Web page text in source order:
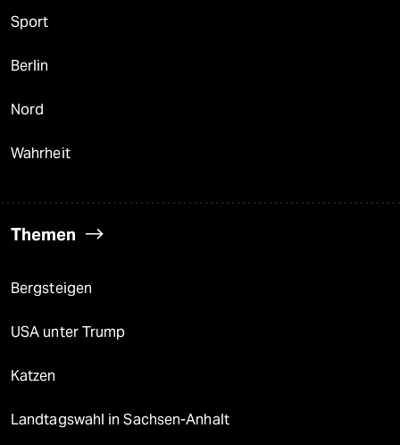
Sport
Berlin
Nord
Wahrheit
Themen
Bergsteigen
USA unter Trump
Katzen
Landtagswahl in Sachsen-Anhalt